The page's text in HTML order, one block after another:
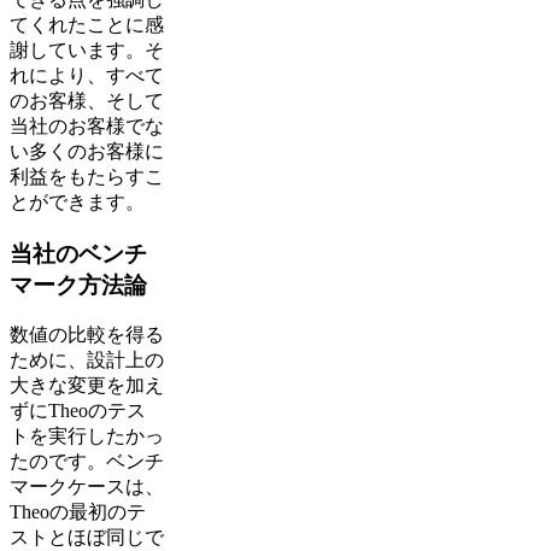
てくれたことに感
謝しています。そ
れにより、すべて
のお客様、そして
当社のお客様でな
い多くのお客様に
利益をもたらすこ
とができます。
当社のベンチ
マーク方法論
数値の比較を得る
ために、設計上の
大きな変更を加え
ずにTheoのテス
トを実行したかっ
たのです。ベンチ
マークケースは、
Theoの最初のテ
ストとほぼ同じで